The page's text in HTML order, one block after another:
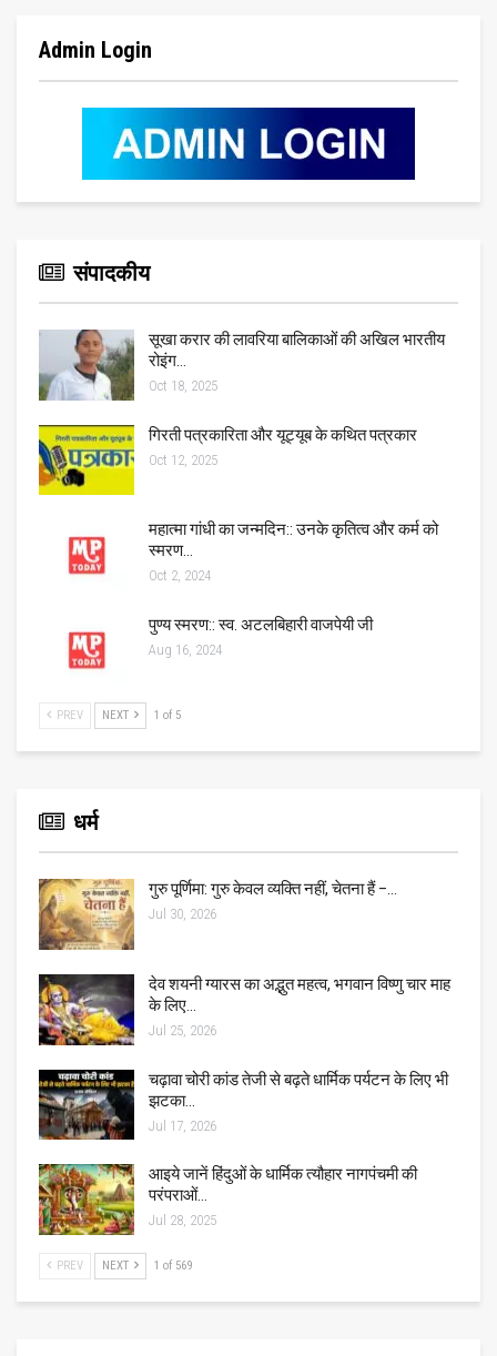
Admin Login
संपादकीय
सूखा करार की लावरिया बालिकाओं की अखिल भारतीय
रोइंग…
Oct 18, 2025
गिरती पत्रकारिता और यूट्यूब के कथित पत्रकार
Oct 12, 2025
महात्मा गांधी का जन्मदिन:: उनके कृतित्व और कर्म को
स्मरण…
Oct 2, 2024
पुण्य स्मरण:: स्व. अटलबिहारी वाजपेयी जी
Aug 16, 2024
PREV NEXT 1 of 5
धर्म
गुरु पूर्णिमा: गुरु केवल व्यक्ति नहीं, चेतना हैं –…
Jul 30, 2026
देव शयनी ग्यारस का अद्भुत महत्व, भगवान विष्णु चार माह
के लिए…
Jul 25, 2026
चढ़ावा चोरी कांड तेजी से बढ़ते धार्मिक पर्यटन के लिए भी
झटका…
Jul 17, 2026
आइये जानें हिंदुओं के धार्मिक त्यौहार नागपंचमी की
परंपराओं…
Jul 28, 2025
PREV NEXT 1 of 569